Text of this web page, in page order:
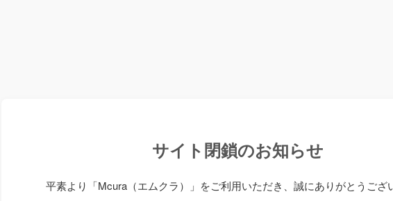
サイト閉鎖のお知らせ
平素より「Mcura（エムクラ）」をご利用いただき、誠にありがとうござ